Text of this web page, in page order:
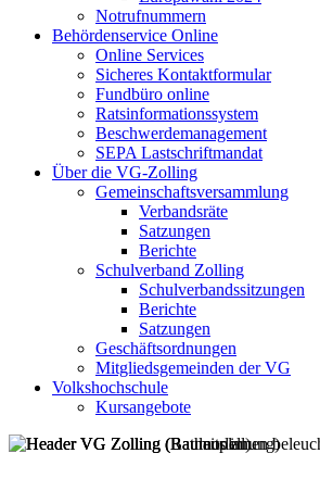
Notrufnummern
Behördenservice Online
Online Services
Sicheres Kontaktformular
Fundbüro online
Ratsinformationssystem
Beschwerdemanagement
SEPA Lastschriftmandat
Über die VG-Zolling
Gemeinschaftsversammlung
Verbandsräte
Satzungen
Berichte
Schulverband Zolling
Schulverbandssitzungen
Berichte
Satzungen
Geschäftsordnungen
Mitgliedsgemeinden der VG
Volkshochschule
Kursangebote